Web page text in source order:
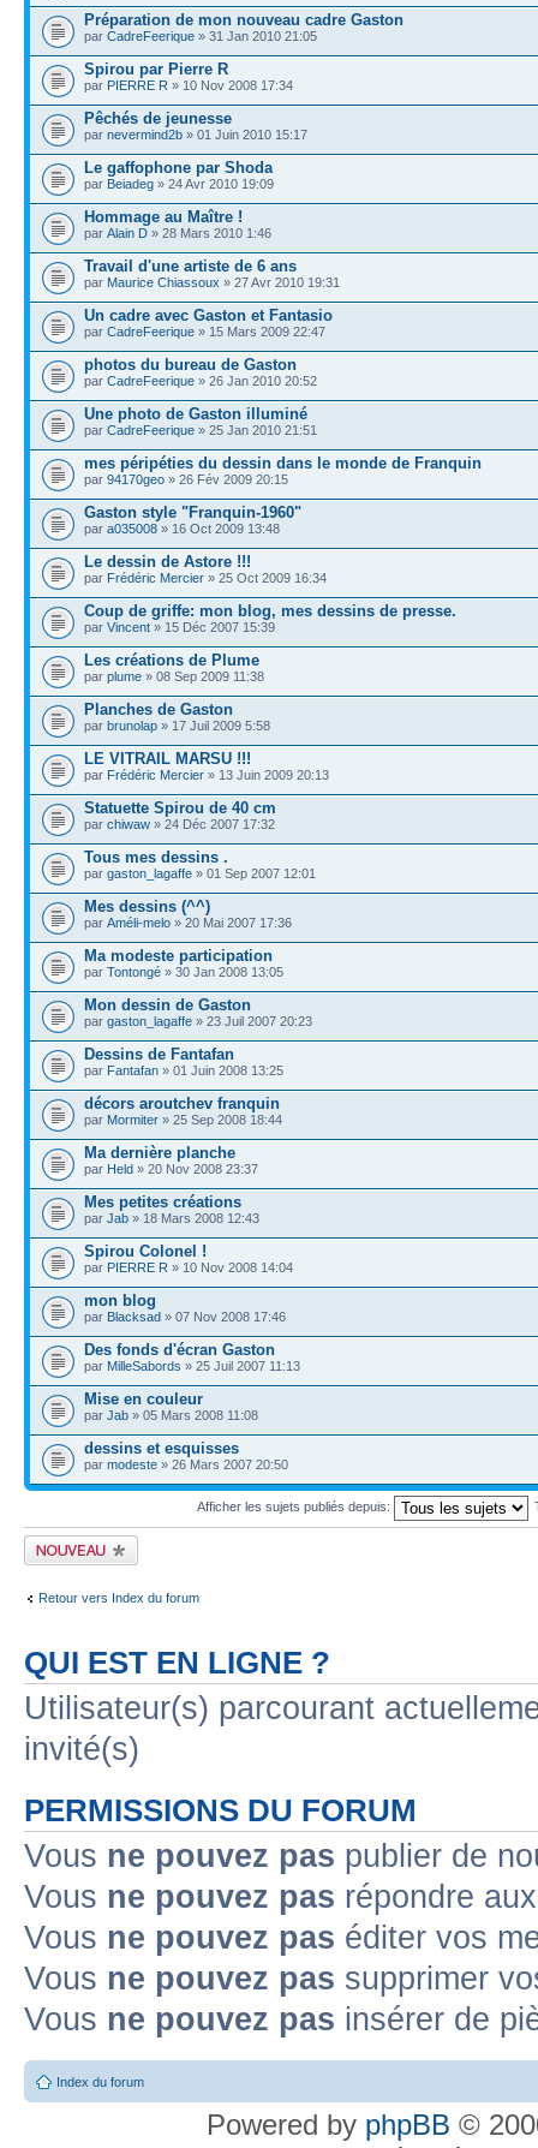
Préparation de mon nouveau cadre Gaston
par CadreFeerique » 31 Jan 2010 21:05
Spirou par Pierre R
par PIERRE R » 10 Nov 2008 17:34
Pêchés de jeunesse
par nevermind2b » 01 Juin 2010 15:17
Le gaffophone par Shoda
par Beiadeg » 24 Avr 2010 19:09
Hommage au Maître !
par Alain D » 28 Mars 2010 1:46
Travail d'une artiste de 6 ans
par Maurice Chiassoux » 27 Avr 2010 19:31
Un cadre avec Gaston et Fantasio
par CadreFeerique » 15 Mars 2009 22:47
photos du bureau de Gaston
par CadreFeerique » 26 Jan 2010 20:52
Une photo de Gaston illuminé
par CadreFeerique » 25 Jan 2010 21:51
mes péripéties du dessin dans le monde de Franquin
par 94170geo » 26 Fév 2009 20:15
Gaston style "Franquin-1960"
par a035008 » 16 Oct 2009 13:48
Le dessin de Astore !!!
par Frédéric Mercier » 25 Oct 2009 16:34
Coup de griffe: mon blog, mes dessins de presse.
par Vincent » 15 Déc 2007 15:39
Les créations de Plume
par plume » 08 Sep 2009 11:38
Planches de Gaston
par brunolap » 17 Juil 2009 5:58
LE VITRAIL MARSU !!!
par Frédéric Mercier » 13 Juin 2009 20:13
Statuette Spirou de 40 cm
par chiwaw » 24 Déc 2007 17:32
Tous mes dessins .
par gaston_lagaffe » 01 Sep 2007 12:01
Mes dessins (^^)
par Améli-melo » 20 Mai 2007 17:36
Ma modeste participation
par Tontongé » 30 Jan 2008 13:05
Mon dessin de Gaston
par gaston_lagaffe » 23 Juil 2007 20:23
Dessins de Fantafan
par Fantafan » 01 Juin 2008 13:25
décors aroutchev franquin
par Mormiter » 25 Sep 2008 18:44
Ma dernière planche
par Held » 20 Nov 2008 23:37
Mes petites créations
par Jab » 18 Mars 2008 12:43
Spirou Colonel !
par PIERRE R » 10 Nov 2008 14:04
mon blog
par Blacksad » 07 Nov 2008 17:46
Des fonds d'écran Gaston
par MilleSabords » 25 Juil 2007 11:13
Mise en couleur
par Jab » 05 Mars 2008 11:08
dessins et esquisses
par modeste » 26 Mars 2007 20:50
Afficher les sujets publiés depuis:
Publier un nouveau
sujet
Retour vers Index du forum
QUI EST EN LIGNE ?
Utilisateur(s) parcourant
invité(s)
PERMISSIONS DU FORUM
Vous ne pouvez pas publier de
Vous ne pouvez pas répondre
Vous ne pouvez pas éditer vos
Vous ne pouvez pas supprimer
Vous ne pouvez pas insérer de
Index du forum
Powered by phpBB ©